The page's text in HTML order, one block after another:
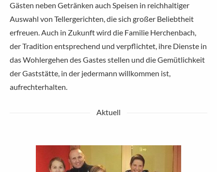
Gästen neben Getränken auch Speisen in reichhaltiger
Auswahl von Tellergerichten, die sich großer Beliebtheit
erfreuen. Auch in Zukunft wird die Familie Herchenbach,
der Tradition entsprechend und verpflichtet, ihre Dienste in
das Wohlergehen des Gastes stellen und die Gemütlichkeit
der Gaststätte, in der jedermann willkommen ist,
aufrechterhalten.
Aktuell